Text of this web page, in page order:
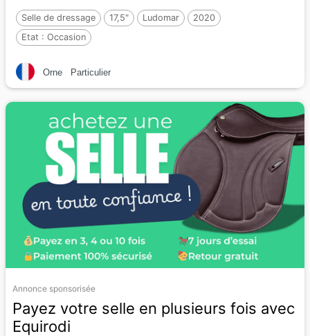
Selle de dressage 17,5" Ludomar
2020
Etat : Occasion
Orne Particulier
Annonce sponsorisée
Payez votre selle en plusieurs fois avec
Equirodi